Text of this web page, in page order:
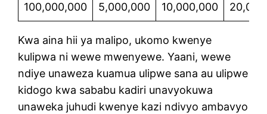
100,000,000 5,000,000 10,000,000
Kwa aina hii ya malipo, ukomo kwenye
kulipwa ni wewe mwenyewe. Yaani, wewe
ndiye unaweza kuamua ulipwe sana au ulipwe
kidogo kwa sababu kadiri unavyokuwa
unaweka juhudi kwenye kazi ndivyo ambavyo